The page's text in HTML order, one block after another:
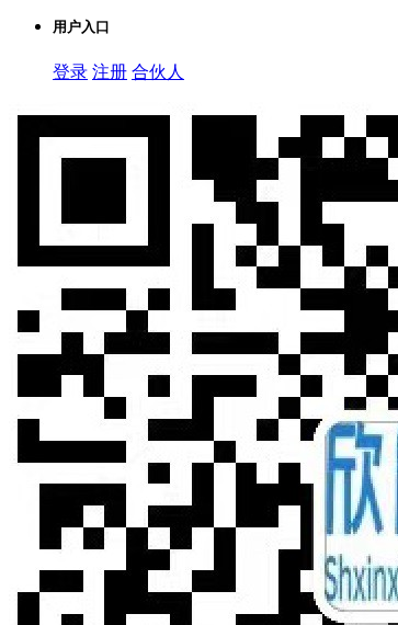
用户入口
登录 注册 合伙人